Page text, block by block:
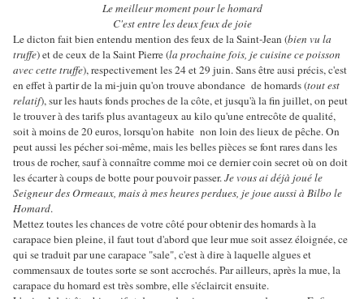
Le meilleur moment pour le homard
C'est entre les deux feux de joie
Le dicton fait bien entendu mention des feux de la Saint-Jean (bien vu la
truffe) et de ceux de la Saint Pierre (la prochaine fois, je cuisine ce poisson
avec cette truffe), respectivement les 24 et 29 juin. Sans être ausi précis, c'est
en effet à partir de la mi-juin qu'on trouve abondance de homards (tout est
relatif), sur les hauts fonds proches de la côte, et jusqu'à la fin juillet, on peut
le trouver à des tarifs plus avantageux au kilo qu'une entrecôte de qualité,
soit à moins de 20 euros, lorsqu'on habite non loin des lieux de pêche. On
peut aussi les pécher soi-même, mais les belles pièces se font rares dans les
trous de rocher, sauf à connaître comme moi ce dernier coin secret où on doit
les écarter à coups de botte pour pouvoir passer.Je vous ai déjà joué le
Seigneur des Ormeaux, mais à mes heures perdues, je joue aussi à Bilbo le
Homard.
Mettez toutes les chances de votre côté pour obtenir des homards à la
carapace bien pleine, il faut tout d'abord que leur mue soit assez éloignée, ce
qui se traduit par une carapace "sale", c'est à dire à laquelle algues et
commensaux de toutes sorte se sont accrochés. Par ailleurs, après la mue, la
carapace du homard est très sombre, elle s'éclaircit ensuite.